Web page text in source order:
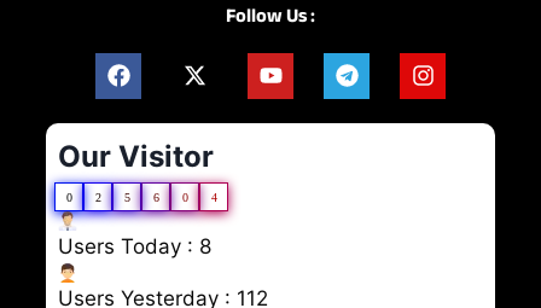
Follow Us :
Our Visitor
0 2 5 6 0 4
Users Today : 8
Users Yesterday : 112